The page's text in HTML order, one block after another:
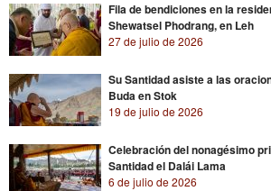
Fila de bendiciones en la
Shewatsel Phodrang, en Leh
27 de julio de 2026
Su Santidad asiste a las
Buda en Stok
19 de julio de 2026
Celebración del nonagésimo
Santidad el Dalái Lama
6 de julio de 2026